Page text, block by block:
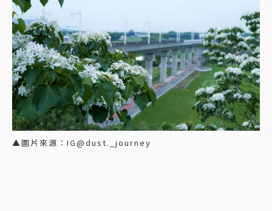
▲圖片來源：IG@dust._journey